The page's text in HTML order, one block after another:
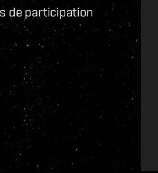
de participation